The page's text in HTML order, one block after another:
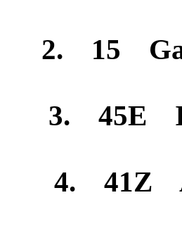
2. 15
3. 45E
4. 41Z